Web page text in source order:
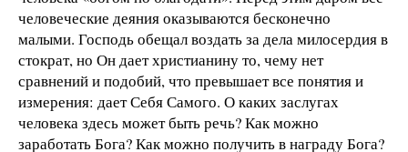
человеческие деяния оказываются бесконечно
малыми. Господь обещал воздать за дела милосердия в
стократ, но Он дает христианину то, чему нет
сравнений и подобий, что превышает все понятия и
измерения: дает Себя Самого. О каких заслугах
человека здесь может быть речь? Как можно
заработать Бога? Как можно получить в награду Бога?